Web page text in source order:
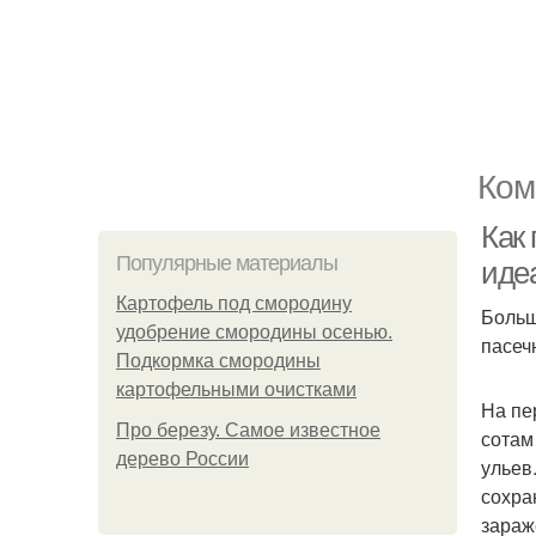
Популярные материалы
Картофель под смородину
удобрение смородины осенью.
Подкормка смородины
картофельными очистками
Про березу. Самое известное
дерево России
Как
На